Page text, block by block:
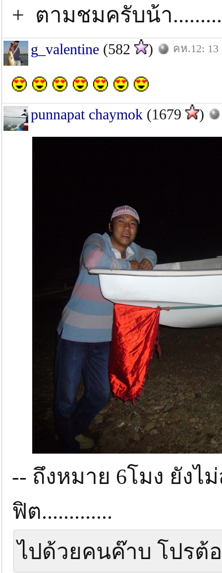
+ ตามชมครับน้า
g_valentine (582 ) คห.12: 13
punnapat chaymok (1679 )
-- ถึงหมาย 6โมง ยังไ
ฟิต.............
ไปด้วยคนค๊าบ โปรต้